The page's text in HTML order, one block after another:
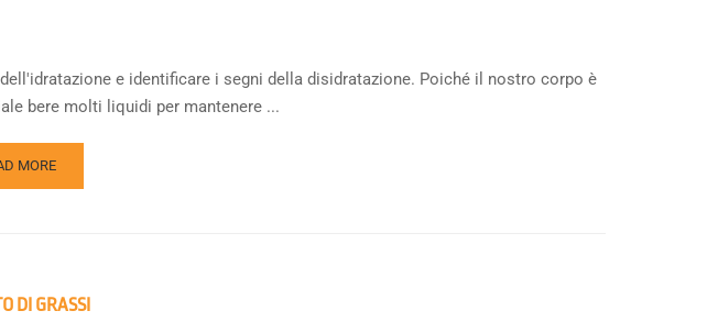
e identificare i segni della disidratazione. Poiché il nostro corpo è
bere molti liquidi per mantenere ...
MORE
DI GRASSI